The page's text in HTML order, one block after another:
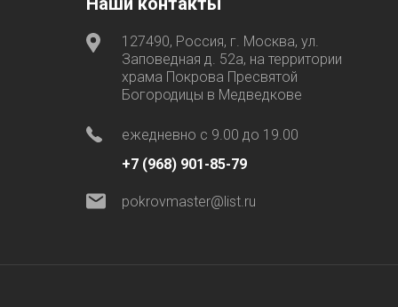
127490, Россия, г. Москва, ул.
Заповедная д. 52а, на территории
храма Покрова Пресвятой
Богородицы в Медведкове
ежедневно с 9.00 до 19.00
+7 (968) 901-85-79
pokrovmaster@list.ru